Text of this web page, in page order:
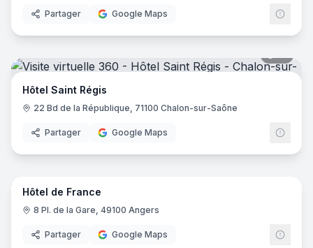
Partager Google Maps
Hôtel Saint Régis
22 Bd de la République, 71100 Chalon-sur-Saône
Partager Google Maps
8
Hôtel de France
8 Pl. de la Gare, 49100 Angers
Partager Google Maps